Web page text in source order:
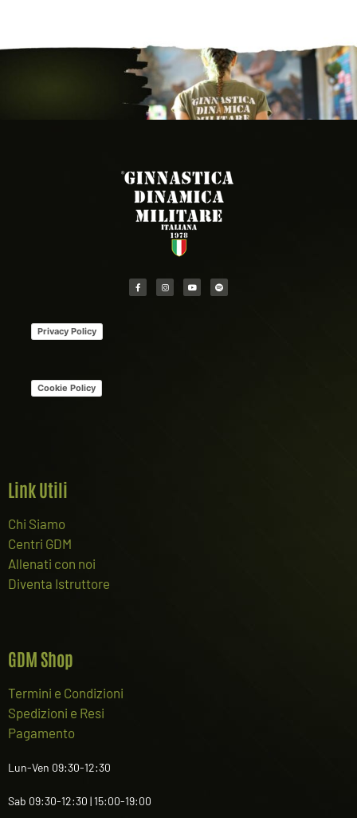
1
Privacy Policy
Cookie Policy
Link Utili
Chi Siamo
Centri GDM
Allenati con noi
Diventa Istruttore
GDM Shop
Termini e Condizioni
Spedizioni e Resi
Pagamento
Lun-Ven 09:30-12:30
Sab 09:30-12:30 | 15:00-19:00